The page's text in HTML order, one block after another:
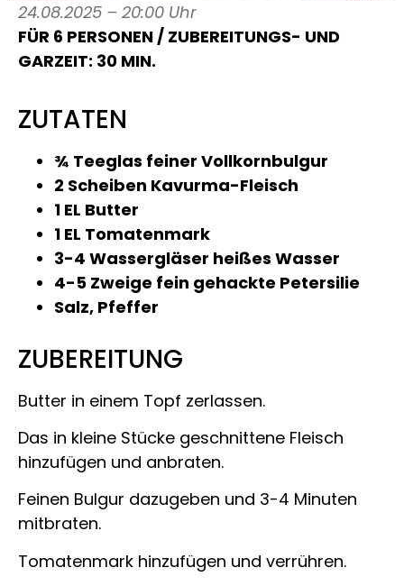
24.08.2025 – 20:00 Uhr
FÜR 6 PERSONEN / ZUBEREITUNGS- UND
GARZEIT: 30 MIN.
ZUTATEN
¾ Teeglas feiner Vollkornbulgur
2 Scheiben Kavurma-Fleisch
1 EL Butter
1 EL Tomatenmark
3-4 Wassergläser heißes Wasser
4-5 Zweige fein gehackte Petersilie
Salz, Pfeffer
ZUBEREITUNG
Butter in einem Topf zerlassen.
Das in kleine Stücke geschnittene Fleisch
hinzufügen und anbraten.
Feinen Bulgur dazugeben und 3-4 Minuten
mitbraten.
Tomatenmark hinzufügen und verrühren.